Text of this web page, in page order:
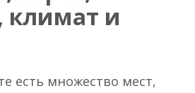
климат и
есть множество мест,